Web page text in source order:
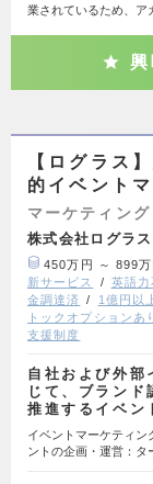
業されているため、ア
興
【ログラス
的イベント
マーケティン
株式会社ログラス
450万円 ～ 899万
新サービス
英語力
金調達済
1億円以
トックオプションあ
支援制度
自社および外部
じて、ブランド
推進するイベ
イベントマーケティン
ントの企画・運営：タ